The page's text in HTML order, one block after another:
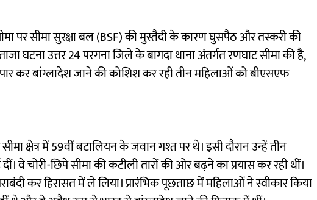
पर सीमा सुरक्षा बल (BSF) की मुस्तैदी के कारण घुसपैठ और तस्करी की
घटना उत्तर 24 परगना जिले के बागदा थाना अंतर्गत रणघाट सीमा की है,
कर बांग्लादेश जाने की कोशिश कर रही तीन महिलाओं को बीएसएफ
क्षेत्र में 59वीं बटालियन के जवान गश्त पर थे। इसी दौरान उन्हें तीन
वे चोरी-छिपे सीमा की कटीली तारों की ओर बढ़ने का प्रयास कर रही थीं।
कर हिरासत में ले लिया। प्रारंभिक पूछताछ में महिलाओं ने स्वीकार किया